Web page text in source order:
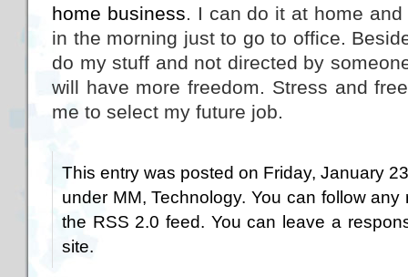
home business . I can do it at home
in the morning just to go to office.
do my stuff and not directed by
will have more freedom. Stress and
me to select my future job.
This entry was posted on Friday, January
under MM,Technology. You can follow any
the RSS 2.0 feed. You can leave a
site.